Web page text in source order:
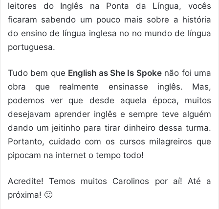
leitores do Inglês na Ponta da Língua, vocês
ficaram sabendo um pouco mais sobre a história
do ensino de língua inglesa no no mundo de língua
portuguesa.
Tudo bem que English as She Is Spokenão foi uma
obra que realmente ensinasse inglês. Mas,
podemos ver que desde aquela época, muitos
desejavam aprender inglês e sempre teve alguém
dando um jeitinho para tirar dinheiro dessa turma.
Portanto, cuidado com os cursos milagreiros que
pipocam na internet o tempo todo!
Acredite! Temos muitos Carolinos por aí! Até a
próxima! 🙂